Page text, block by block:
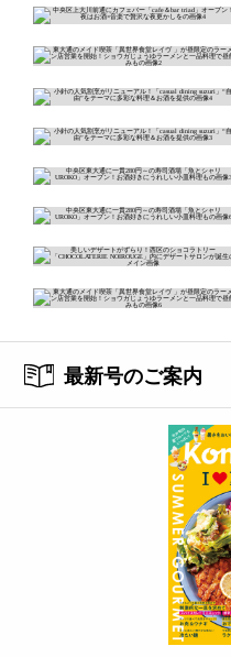
最新号のご案内